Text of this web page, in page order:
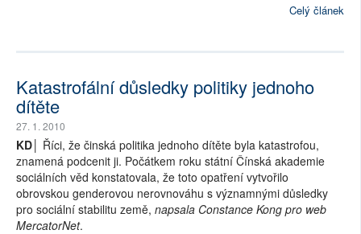
Celý článek
Katastrofální důsledky politiky jednoho
dítěte
27. 1. 2010
KD│
Říci, že činská politika jednoho dítěte byla katastrofou,
znamená podcenit ji. Počátkem roku státní Čínská akademie
sociálních věd konstatovala, že toto opatření vytvořilo
obrovskou genderovou nerovnováhu s významnými důsledky
pro sociální stabilitu země, napsala Constance Kong pro web
MercatorNet.